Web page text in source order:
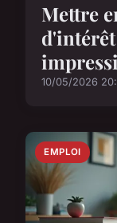
Mettre
10/05/2026
EMPLOI